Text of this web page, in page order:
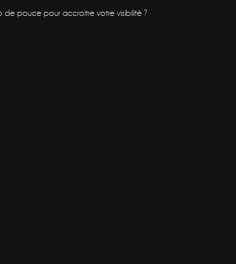
de pouce pour accroitre votre visibilité ?